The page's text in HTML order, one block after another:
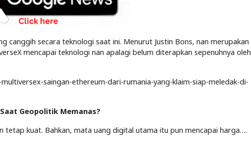
canggih secara teknologi saat ini. Menurut Justin Bons, nan merupakan
mencapai teknologi nan apalagi belum diterapkan sepenuhnya oleh
saingan-ethereum-dari-rumania-yang-klaim-siap-meledak-di-
Geopolitik Memanas?
tetap kuat. Bahkan, mata uang digital utama itu pun mencapai harga….